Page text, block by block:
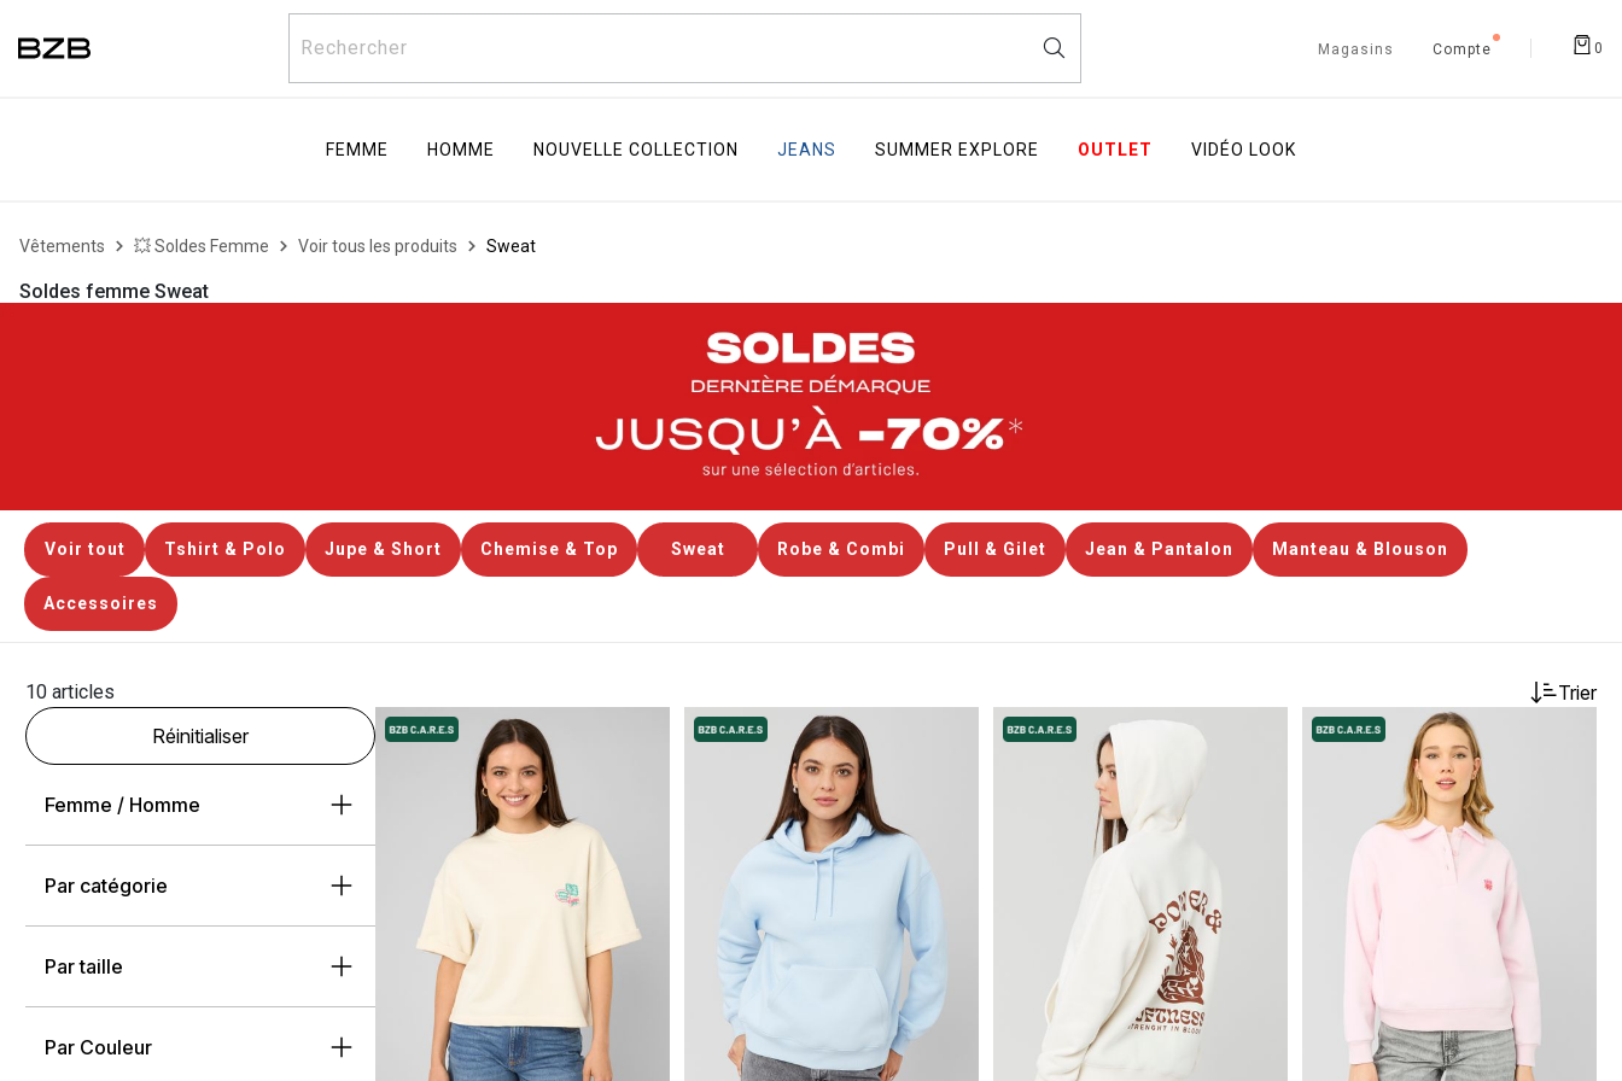
Rechercher Magasins Compte 0
FEMME HOMME NOUVELLE COLLECTION JEANS SUMMER EXPLORE OUTLET VIDÉO LOOK
Vêtements 💥 Soldes Femme Voir tous les produits Sweat
Soldes femme Sweat
Voir tout Tshirt & Polo Jupe & Short Chemise & Top Sweat Robe & Combi Pull & Gilet Jean & Pantalon Manteau & Blouson
Accessoires
10 articles
Trier
Réinitialiser
Femme / Homme
Par catégorie
Par taille
Par Couleur